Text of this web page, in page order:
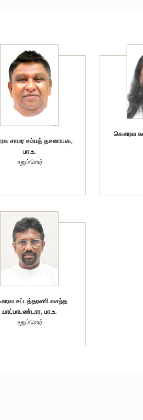
சாமர சம்பத் தசனாயக,
பா.உ.
உறுப்பினர்
கௌரவ
சட்டத்தரணி வசந்த
யாப்பாபண்டார, பா.உ.
உறுப்பினர்